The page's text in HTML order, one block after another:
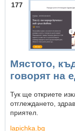
177
Мястото,
говорят на
Тук ще откриете
отглеждането,
приятел.
lapichka.bg